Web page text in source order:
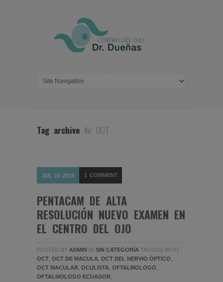
Tag archive for OCT
JUL 16 2015 1 COMMENT
PENTACAM DE ALTA
RESOLUCIÓN NUEVO EXAMEN EN
EL CENTRO DEL OJO
POSTED BY ADMIN IN SIN CATEGORÍA TAGGED WITH
OCT OCT DE MACULA OCT DEL NERVIO ÓPTICO
OCT MACULAR OCULISTA OFTALMOLOGO
OFTALMOLOGO ECUADOR